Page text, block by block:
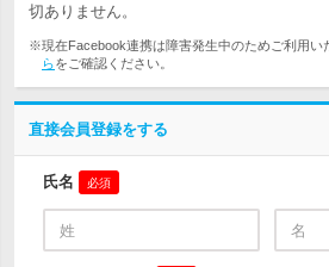
切ありません。
※現在Facebook連携は障害発生中のためご利用い
らをご確認ください。
直接会員登録をする
氏名 必須